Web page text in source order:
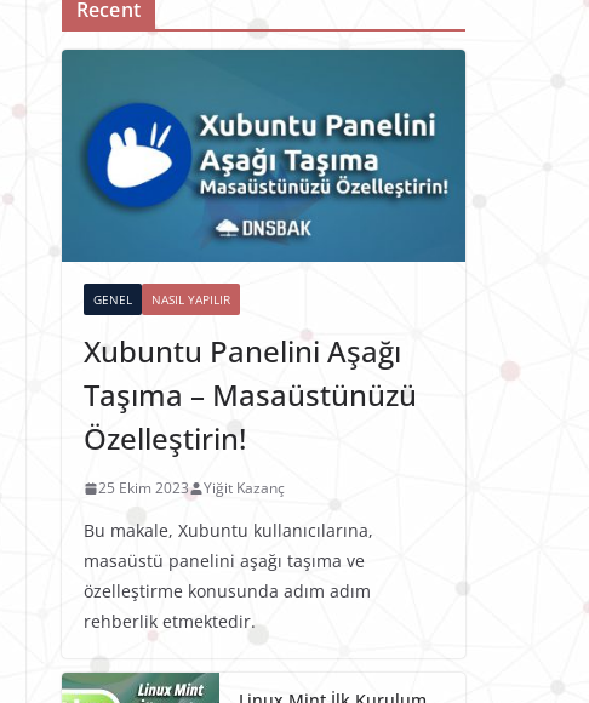
Recent
GENEL NASIL YAPILIR
Xubuntu Panelini Aşağı
Taşıma – Masaüstünüzü
Özelleştirin!
25 Ekim 2023 Yiğit Kazanç
Bu makale, Xubuntu kullanıcılarına,
masaüstü panelini aşağı taşıma ve
özelleştirme konusunda adım adım
rehberlik etmektedir.